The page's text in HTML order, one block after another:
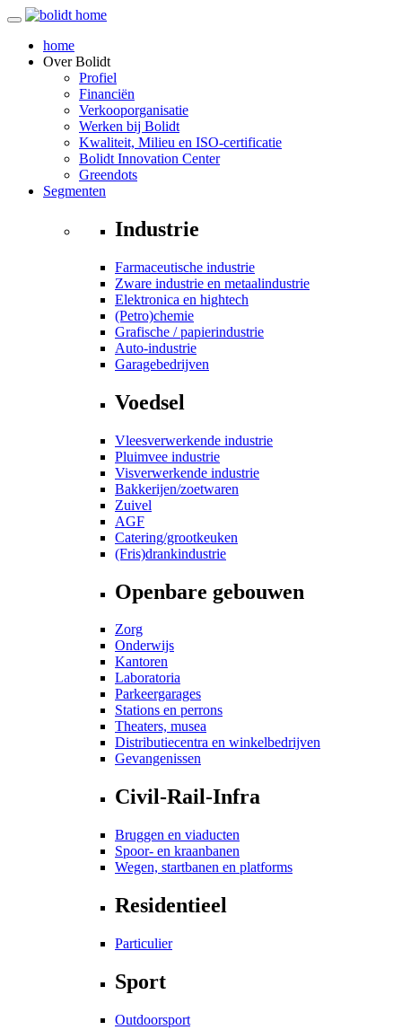
home
OverBolidt
Profiel
Financiën
Verkooporganisatie
Werken bij Bolidt
Kwaliteit, Milieu en ISO-certificatie
Bolidt Innovation Center
Greendots
Segmenten
Industrie
Farmaceutische industrie
Zware industrie en metaalindustrie
Elektronica en hightech
(Petro)chemie
Grafische / papierindustrie
Auto-industrie
Garagebedrijven
Voedsel
Vleesverwerkende industrie
Pluimvee industrie
Visverwerkende industrie
Bakkerijen/zoetwaren
Zuivel
AGF
Catering/grootkeuken
(Fris)drankindustrie
Openbare gebouwen
Zorg
Onderwijs
Kantoren
Laboratoria
Parkeergarages
Stations en perrons
Theaters, musea
Distributiecentra en winkelbedrijven
Gevangenissen
Civil-Rail-Infra
Bruggen en viaducten
Spoor- en kraanbanen
Wegen, startbanen en platforms
Residentieel
Particulier
Sport
Outdoorsport